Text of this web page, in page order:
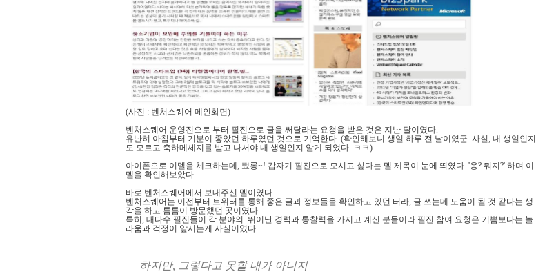
(사진 : 벤처스퀘어 메인화면)
벤처스퀘어 운영진으로 부터 필진으로 글을 써달라는 요청을 받은 것은 지난 달이였다.
유난히 아침부터 기분이 좋았던 하루였던 것으로 기억한다. (확인해보니 생일 하루 전 날이였군. 사실, 내 생일인지
도 모르고 축하메세지를 받고 나서야 내 생일인지 알게 되었다. ㅋㅋ)
아이폰으로 이멜을 체크하는데, 뾰롱~! 갑자기 필진으로 모시고 싶다는 멜 제목이 눈에 띄였다. '응? 뭐지?' 하며 이
멜을 확인해보았다.
바로 벤처스퀘어에서 보내주신 멜이였다.
벤처스퀘어는 이전부터 트위터를 통해 좋은 글과 정보들을 확인하고 있던 터라, 글 쓰는데 도움이 될 것 같다는 생
각을 하고 틈틈이 방문했던 곳이였다.
특히, 대다수 필진들이 각 분야의 뛰어난 경력과 통찰력을 가지고 계신 분들이라 필진 참여 요청은 기쁨보다는 놀
라움과 걱정이 앞서는게 사실이였다.
하지만, 그렇다고 못할 내가 아니지